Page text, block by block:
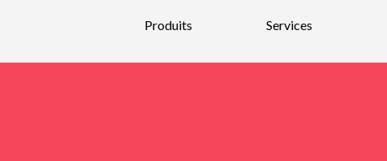
Produits
Nouveautés
Services